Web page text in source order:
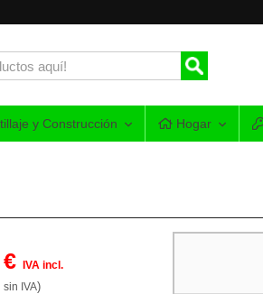
y Construcción Hogar
€IVA incl.
sin IVA)